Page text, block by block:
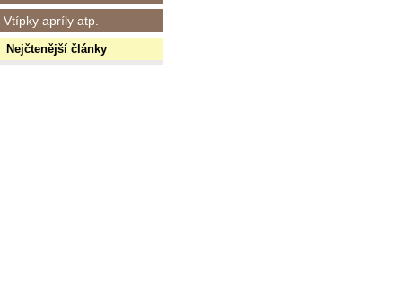
Vtípky apríly atp.
Nejčtenější články